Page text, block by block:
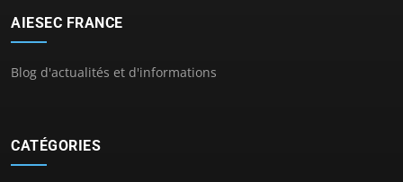
AIESEC FRANCE
Blog d'actualités et d'informations
CATÉGORIES